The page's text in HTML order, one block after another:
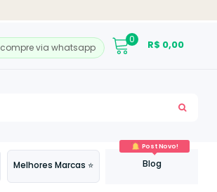
compre via whatsapp
0 R$ 0,00
Melhores Marcas ⭐ Blog
Post Novo!